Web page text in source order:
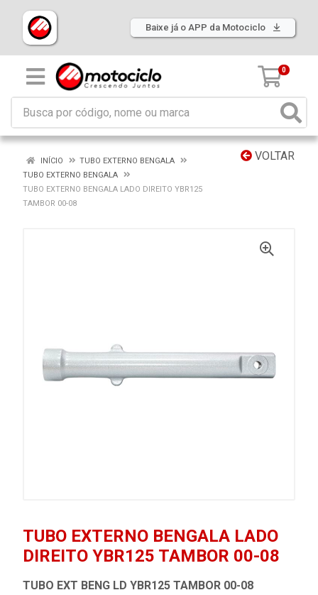
Baixe já o APP da Motociclo
0
VOLTAR
INÍCIO
TUBO EXTERNO BENGALA
TUBO EXTERNO BENGALA
TUBO EXTERNO BENGALA LADO DIREITO YBR125
TAMBOR 00-08
TUBO EXTERNO BENGALA LADO
DIREITO YBR125 TAMBOR 00-08
TUBO EXT BENG LD YBR125 TAMBOR 00-08